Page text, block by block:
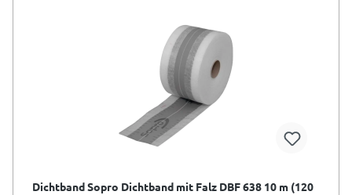
Dichtband Sopro Dichtband mit Falz DBF 638 10 m (120